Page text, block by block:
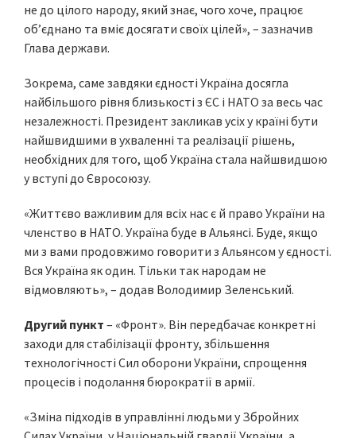
не до цілого народу, який знає, чого хоче, працює
об’єднано та вміє досягати своїх цілей», – зазначив
Глава держави.
Зокрема, саме завдяки єдності Україна досягла
найбільшого рівня близькості з ЄС і НАТО за весь час
незалежності. Президент закликав усіх у країні бути
найшвидшими в ухваленні та реалізації рішень,
необхідних для того, щоб Україна стала найшвидшою
у вступі до Євросоюзу.
«Життєво важливим для всіх нас є й право України на
членство в НАТО. Україна буде в Альянсі. Буде, якщо
ми з вами продовжимо говорити з Альянсом у єдності.
Вся Україна як один. Тільки так народам не
відмовляють», – додав Володимир Зеленський.
Другий пункт – «Фронт». Він передбачає конкретні
заходи для стабілізації фронту, збільшення
технологічності Сил оборони України, спрощення
процесів і подолання бюрократії в армії.
«Зміна підходів в управлінні людьми у Збройних